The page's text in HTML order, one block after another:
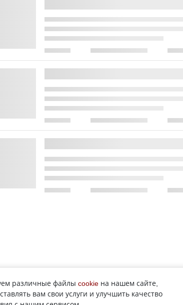
различные файлы cookie на нашем сайте,
вам свои услуги и улучшить качество